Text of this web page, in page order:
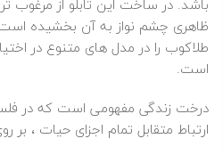
ظاهری چشم نواز به آن بخشیده
طلاکوب را در مدل های متنوع در
است.
درخت زندگی مفهومی است که در
ارتباط متقابل تمام اجزای حیات ، بر